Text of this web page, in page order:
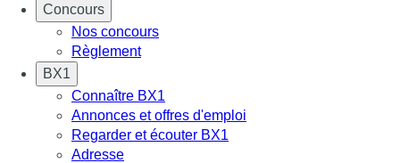
Concours
Nos concours
Règlement
BX1
Connaître BX1
Annonces et offres d'emploi
Regarder et écouter BX1
Adresse